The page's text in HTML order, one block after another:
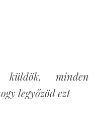
küldök, minden
legyőzöd ezt